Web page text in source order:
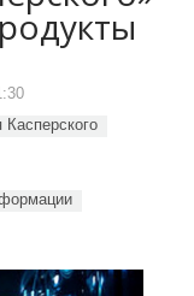
Касперского